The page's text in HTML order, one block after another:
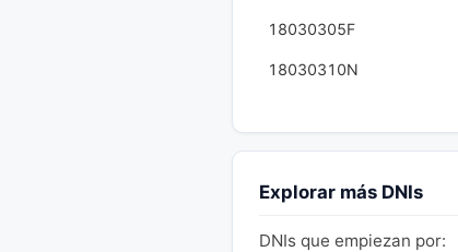
18030305F
18030310N
Explorar más DNIs
DNIs que empiezan por: